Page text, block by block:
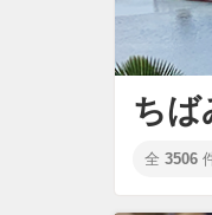
ちば
全 3506